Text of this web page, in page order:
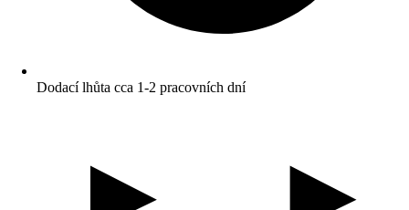
Dodací lhůta cca 1-2 pracovních dní